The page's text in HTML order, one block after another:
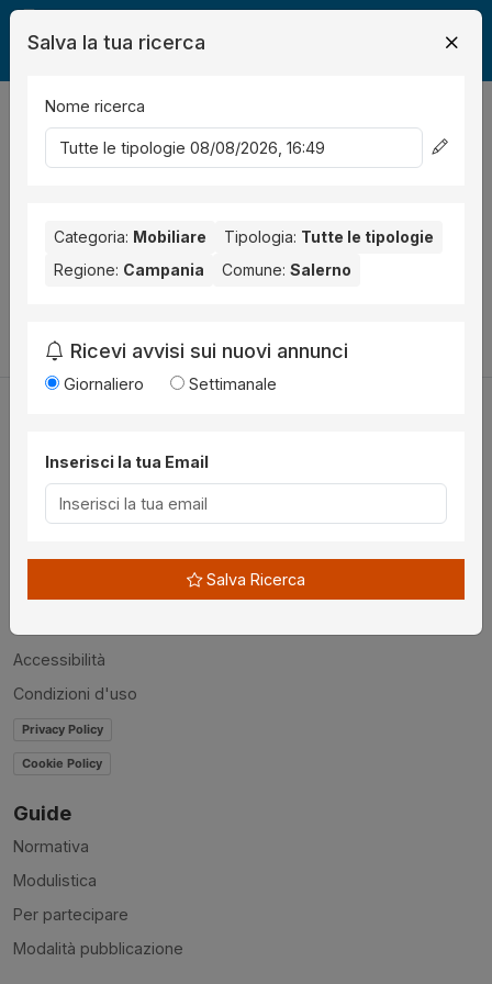
Legalmente Mobili
risultati Ordina per
risultato per la Provincia selezionata:Salerno.
Prova a modificare i parametri di ricerca:
Utilità
Chi siamo
Disclaimer
Accessibilità
Condizioni d'uso
Privacy Policy
Cookie Policy
Guide
Normativa
Modulistica
Per partecipare
Modalità pubblicazione
Salva la tua ricerca
Nome ricerca
Categoria: Mobiliare Tipologia: Tutte le tipologie
Regione: Campania Comune: Salerno
Ricevi avvisi sui nuovi annunci
Giornaliero Settimanale
Inserisci la tua Email
Salva Ricerca